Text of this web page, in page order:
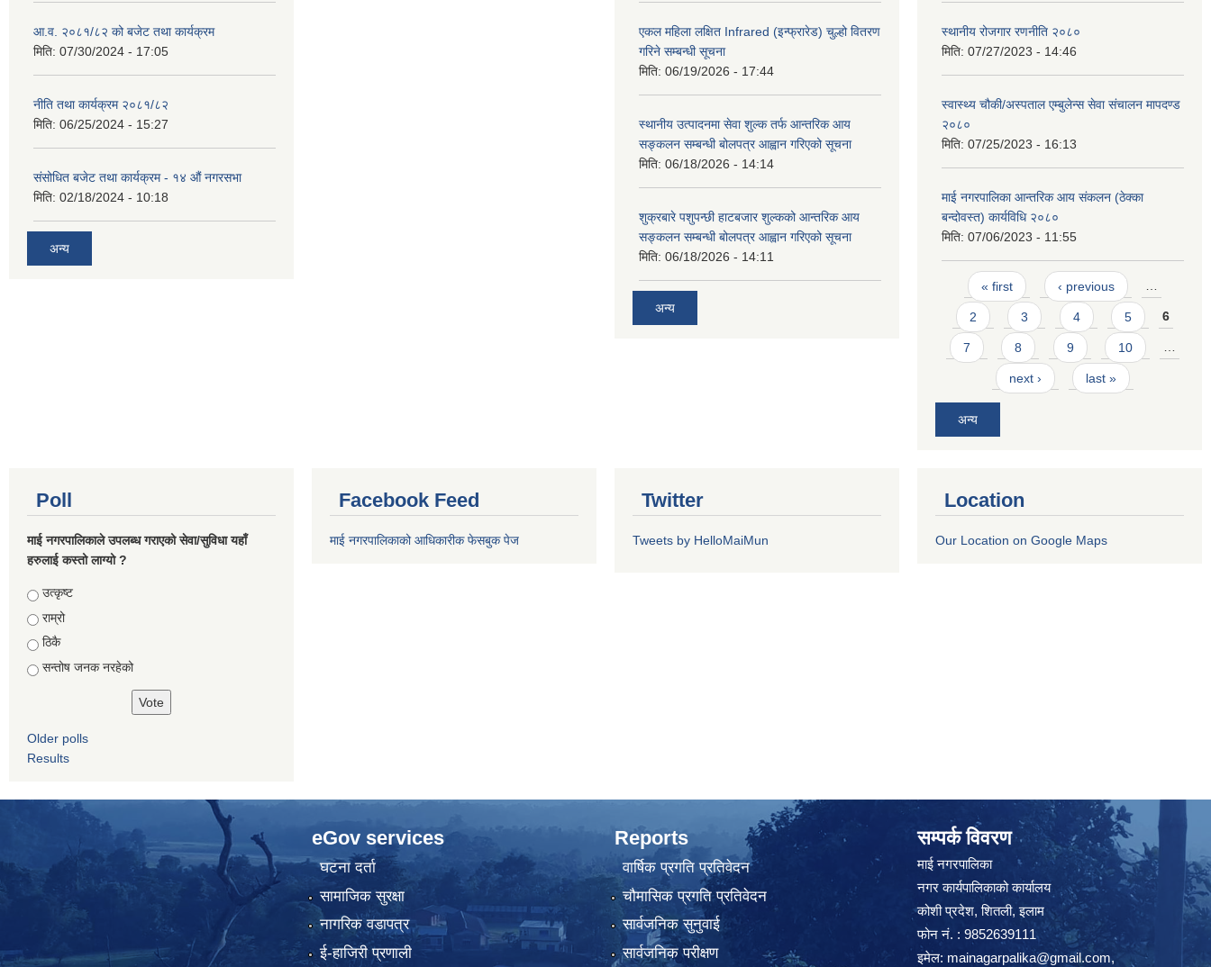
आ.व. २०८१/८२ को बजेट तथा कार्यक्रम
मिति: 07/30/2024 - 17:05
नीति तथा कार्यक्रम २०८१/८२
मिति: 06/25/2024 - 15:27
संसोधित बजेट तथा कार्यक्रम - १४ औं नगरसभा
मिति: 02/18/2024 - 10:18
अन्य
एकल महिला लक्षित Infrared (इन्फ्रारेड) चुल्हो वितरण
गरिने सम्बन्धी सूचना
मिति: 06/19/2026 - 17:44
स्थानीय उत्पादनमा सेवा शुल्क तर्फ आन्तरिक आय
सङ्कलन सम्बन्धी बोलपत्र आह्वान गरिएको सूचना
मिति: 06/18/2026 - 14:14
शुक्रबारे पशुपन्छी हाटबजार शुल्कको आन्तरिक आय
सङ्कलन सम्बन्धी बोलपत्र आह्वान गरिएको सूचना
मिति: 06/18/2026 - 14:11
अन्य
स्थानीय रोजगार रणनीति २०८०
मिति: 07/27/2023 - 14:46
स्वास्थ्य चौकी/अस्पताल एम्बुलेन्स सेवा संचालन मापदण्ड
२०८०
मिति: 07/25/2023 - 16:13
माई नगरपालिका आन्तरिक आय संकलन (ठेक्का
बन्दोवस्त) कार्यविधि २०८०
मिति: 07/06/2023 - 11:55
Pages
« first ‹ previous …
2 3 4 5 6
7 8 9 10 …
next › last »
अन्य
Poll
माई नगरपालिकाले उपलब्ध गराएको सेवा/सुविधा यहाँ
हरुलाई कस्तो लाग्यो ?
Choices
उत्कृष्ट
राम्रो
ठिकै
सन्तोष जनक नरहेको
Older polls
Results
Facebook Feed
माई नगरपालिकाको आधिकारीक फेसबुक पेज
Twitter
Tweets by HelloMaiMun
Location
Our Location on Google Maps
eGov services
घटना दर्ता
सामाजिक सुरक्षा
नागरिक वडापत्र
ई-हाजिरी प्रणाली
Reports
वार्षिक प्रगति प्रतिवेदन
चौमासिक प्रगति प्रतिवेदन
सार्वजनिक सुनुवाई
सार्वजनिक परीक्षण
सम्पर्क विवरण
माई नगरपालिका
नगर कार्यपालिकाको कार्यालय
कोशी प्रदेश, शितली, इलाम
फोन नं. : 9852639111
इमेल: mainagarpalika@gmail.com,